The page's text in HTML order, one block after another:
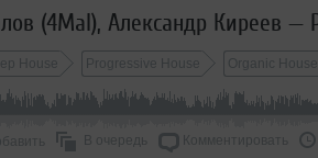
House Progressive House Organic House
В очередь Комментировать